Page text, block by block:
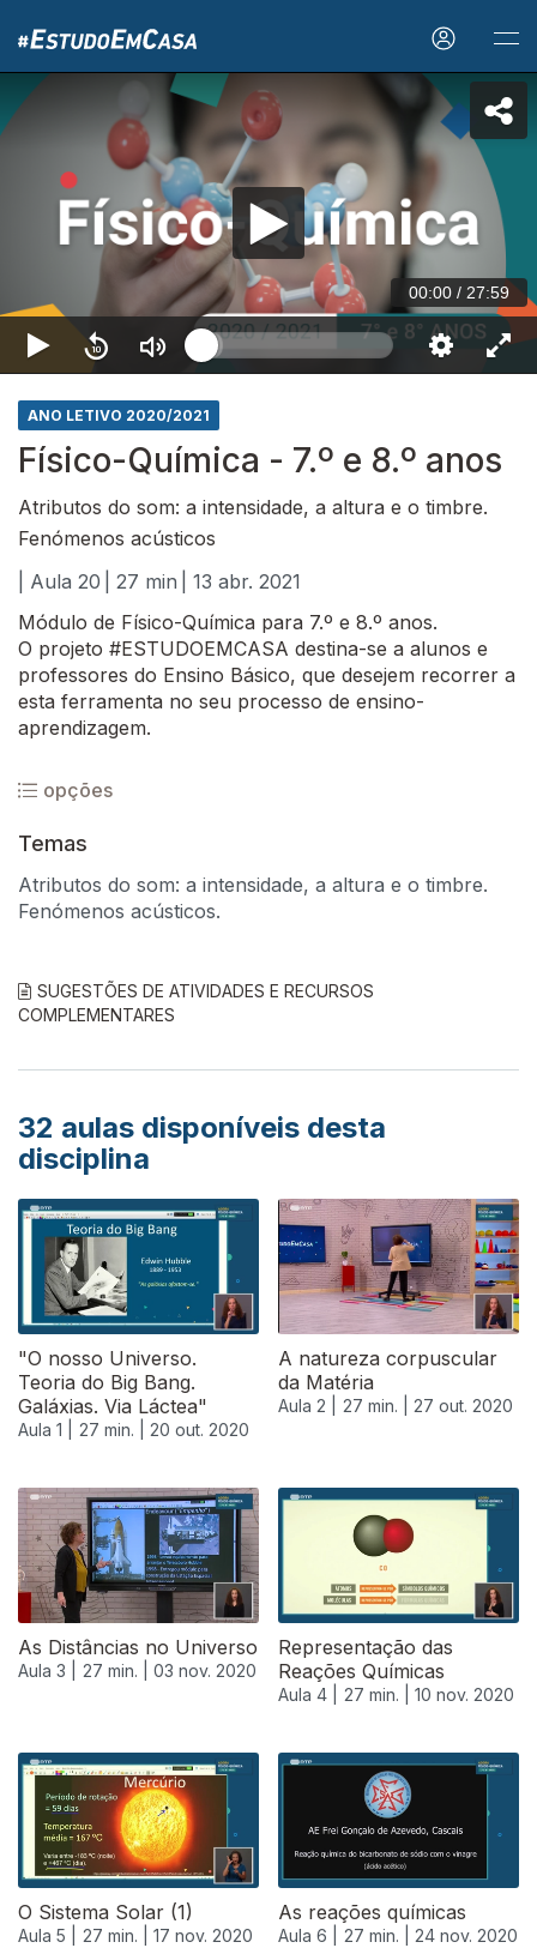
00:00 / 27:59
ANO LETIVO 2020/2021
Físico-Química - 7.º e 8.º anos
Atributos do som: a intensidade, a altura e o timbre.
Fenómenos acústicos
| Aula 20
| 27 min
| 13 abr. 2021
Módulo de Físico-Química para 7.º e 8.º anos.
O projeto #ESTUDOEMCASA destina-se a alunos e
professores do Ensino Básico, que desejem recorrer a
esta ferramenta no seu processo de ensino-
aprendizagem.
opções
Temas
Atributos do som: a intensidade, a altura e o timbre.
Fenómenos acústicos.
SUGESTÕES DE ATIVIDADES E RECURSOS
COMPLEMENTARES
32 aulas disponíveis desta
disciplina
"O nosso Universo.
Teoria do Big Bang.
Galáxias. Via Láctea"
Aula 1 | 27 min. | 20 out. 2020
A natureza corpuscular
da Matéria
Aula 2 | 27 min. | 27 out. 2020
As Distâncias no Universo
Aula 3 | 27 min. | 03 nov. 2020
Representação das
Reações Químicas
Aula 4 | 27 min. | 10 nov. 2020
O Sistema Solar (1)
Aula 5 | 27 min. | 17 nov. 2020
As reações químicas
Aula 6 | 27 min. | 24 nov. 2020